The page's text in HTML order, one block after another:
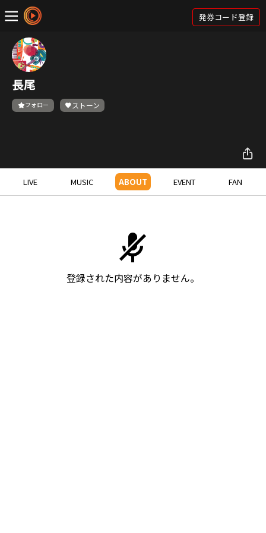
発券コード登録
長尾
フォロー ストーン
LIVE MUSIC ABOUT EVENT FAN
登録された内容がありません。